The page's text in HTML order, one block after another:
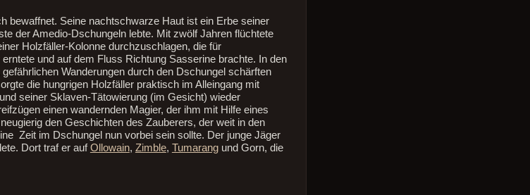
bewaffnet. Seine nachtschwarze Haut ist ein Erbe seiner
der Amedio-Dschungeln lebte. Mit zwölf Jahren flüchtete
Holzfäller-Kolonne durchzuschlagen, die für
und auf dem Fluss Richtung Sasserine brachte. In den
Wanderungen durch den Dschungel schärften
die hungrigen Holzfäller praktisch im Alleingang mit
seiner Sklaven-Tätowierung (im Gesicht) wieder
einen wandernden Magier, der ihm mit Hilfe eines
den Geschichten des Zauberers, der weit in den
Zeit im Dschungel nun vorbei sein sollte. Der junge Jäger
Dort traf er aufOllowain, Zimble, Tumarangund Gorn, die